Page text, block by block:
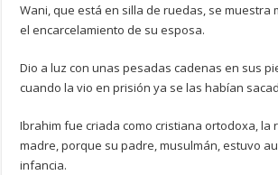
Wani, que está en silla de ruedas, se muestra
el encarcelamiento de su esposa.
Dio a luz con unas pesadas cadenas en sus
cuando la vio en prisión ya se las habían
Ibrahim fue criada como cristiana ortodoxa, la
madre, porque su padre, musulmán, estuvo
infancia.